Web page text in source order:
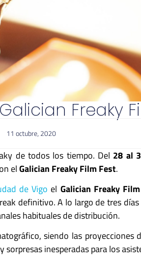
Freaky
11 octubre, 2020
de todos los tiempo. Del 28 al
elGalician Freaky Film Fest.
de Vigo el Galician Freaky
definitivo. A lo largo de tres
habituales de distribución.
siendo las proyecciones
sorpresas inesperadas para los